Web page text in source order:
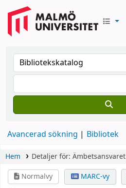
Avancerad sökning Bibliotek
Hem Detaljer för: Ämbetsansvaret
Normalvy
MARC-vy